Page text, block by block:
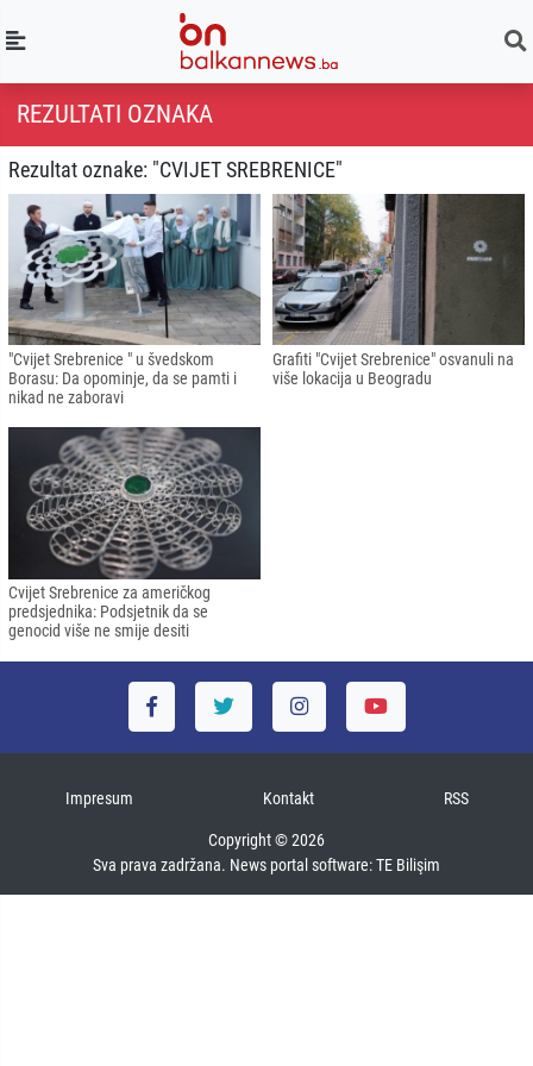
REZULTATI OZNAKA
Rezultat oznake: "CVIJET SREBRENICE"
"Cvijet Srebrenice " u švedskom
Borasu: Da opominje, da se pamti i
nikad ne zaboravi
Grafiti "Cvijet Srebrenice" osvanuli na
više lokacija u Beogradu
Cvijet Srebrenice za američkog
predsjednika: Podsjetnik da se
genocid više ne smije desiti
Impresum Kontakt RSS
Copyright © 2026
Sva prava zadržana. News portal software:TE Bilişim